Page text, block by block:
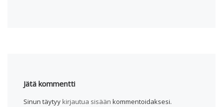
Jätä kommentti
Sinun täytyy kirjautua sisään kommentoidaksesi.